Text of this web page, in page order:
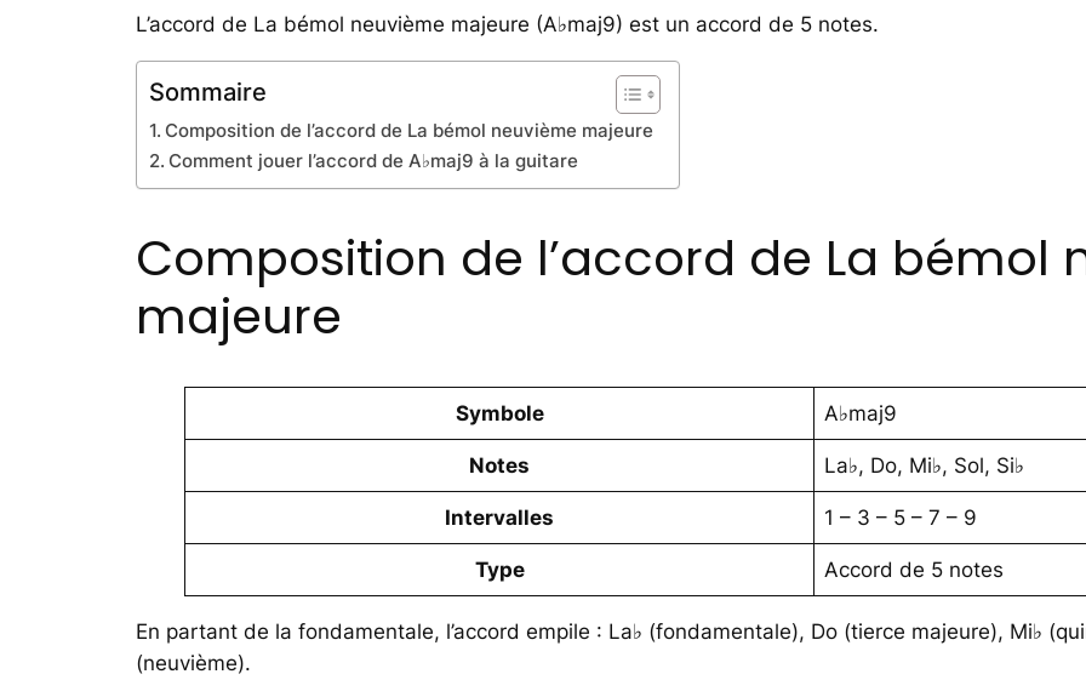
L’accord de La bémol neuvième majeure (A♭maj9) est un accord de 5 notes.
Sommaire
Composition de l’accord de La bémol neuvième majeure
Comment jouer l’accord de A♭maj9 à la guitare
Composition de l’accord de La bémol
majeure
Symbole A♭maj9
Notes La♭, Do, Mi♭, Sol, Si♭
Intervalles 1 – 3 – 5 – 7 – 9
Type Accord de 5 notes
En partant de la fondamentale, l’accord empile : La♭ (fondamentale), Do (tierce majeure), Mi♭
(neuvième).